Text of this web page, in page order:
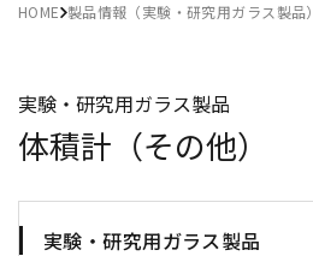
HOME 製品情報（実験・研究用ガラス製品）
実験・研究用ガラス製品
体積計（その他）
実験・研究用ガラス製品